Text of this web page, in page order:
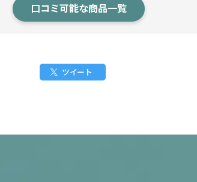
口コミ可能な商品一覧
ツイート